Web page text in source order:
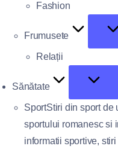
Fashion
Frumusete
Relații
Sănătate
SportStiri din sport de
sportului romanesc si
informatii sportive,